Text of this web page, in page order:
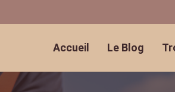
Accueil Le Blog